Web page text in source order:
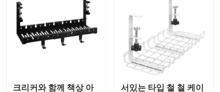
견적 요청
홈 스토리지 조직기
크리커와 함께 책상 아 서있는 타입 철 철 케이